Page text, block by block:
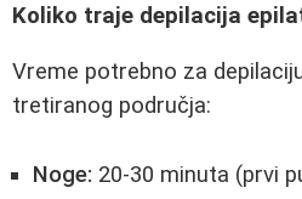
Koliko traje depilacija
Vreme potrebno za
tretiranog područja:
Noge: 20-30 minuta (prvi